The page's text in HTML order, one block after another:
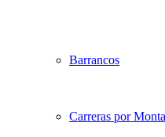
Barrancos
Carreras por